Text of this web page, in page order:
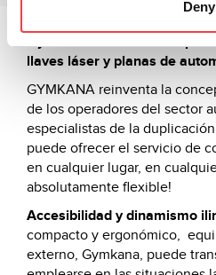
Deny
Gymkana es la nueva
llaves láser y planas de
GYMKANA reinventa la
de los operadores del sector
especialistas de la
puede ofrecer el servicio de
en cualquier lugar, en
absolutamente flexible!
Accesibilidad y dinamismo
compacto y ergonómico,
externo, Gymkana, puede